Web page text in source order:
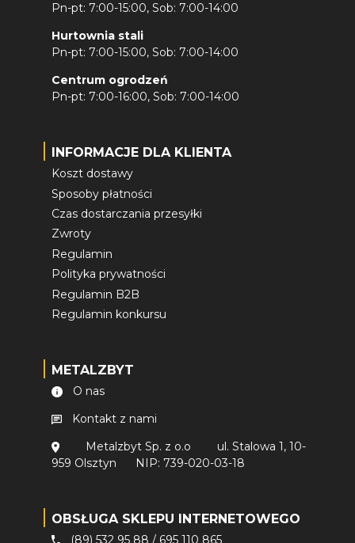
Pn-pt: 7:00-15:00, Sob: 7:00-14:00
Hurtownia stali
Pn-pt: 7:00-15:00, Sob: 7:00-14:00
Centrum ogrodzeń
Pn-pt: 7:00-16:00, Sob: 7:00-14:00
INFORMACJE DLA KLIENTA
Koszt dostawy
Sposoby płatności
Czas dostarczania przesyłki
Zwroty
Regulamin
Polityka prywatności
Regulamin B2B
Regulamin konkursu
METALZBYT
O nas
Kontakt z nami
Metalzbyt Sp. z o.o
ul. Stalowa 1, 10-
959 Olsztyn
NIP: 739-020-03-18
OBSŁUGA SKLEPU INTERNETOWEGO
(89) 532 95 88 / 695 110 865